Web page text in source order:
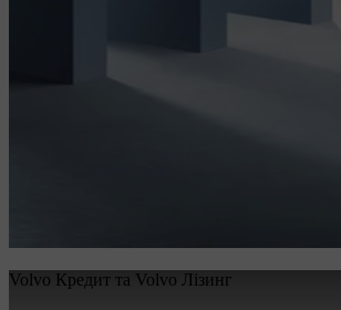
Volvo Кредит та Volvo Лізинг